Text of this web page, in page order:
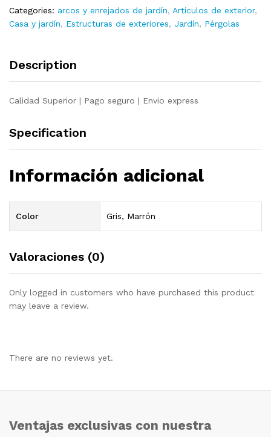
de
abeto
Categories: arcos y enrejados de jardín, Artículos de exterior,
Casa y jardín, Estructuras de exteriores, Jardín, Pérgolas
Description
Calidad Superior | Pago seguro | Envio express
Specification
Información adicional
Color Gris, Marrón
Valoraciones (0)
Only logged in customers who have purchased this product
may leave a review.
There are no reviews yet.
Ventajas exclusivas con nuestra